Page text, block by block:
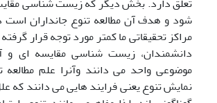
شود و هدف آن مطالعه تنوع جانداران است
مراکز تحقیقاتی ما کمتر مورد توجه قرار
دانشمندان، زیست شناسی مقایسه ای و
موضوعی واحد می دانند وآنرا علم مطالعه
نمایش تنوع یعنی فرایند هایی می دانند که